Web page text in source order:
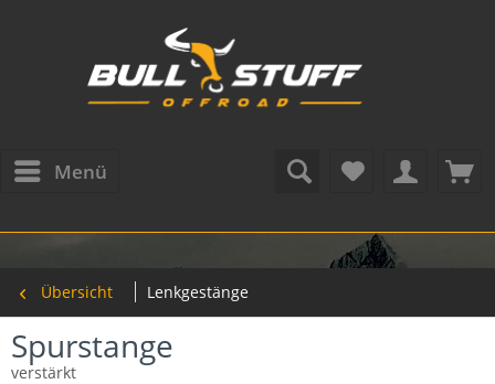
Menü
Übersicht Lenkgestänge
Spurstange
verstärkt